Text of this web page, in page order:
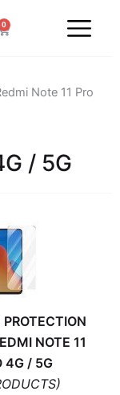
0
Note 11 Pro
/ 5G
PROTECTION
NOTE 11
4G / 5G